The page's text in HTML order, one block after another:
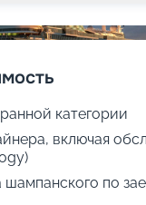
категории
включая
по